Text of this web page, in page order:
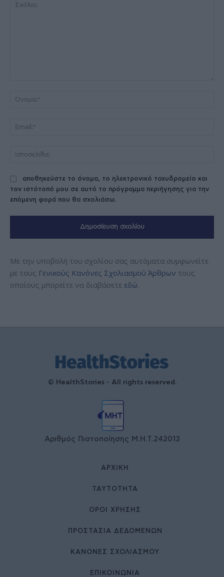
αποθηκεύστε το όνομα, το ηλεκτρονικό ταχυδρομείο και
τον ιστότοπό μου σε αυτό το πρόγραμμα περιήγησης για την
επόμενη φορά που θα σχολιάσω.
Με την υποβολή του σχολίου σας αυτόματα συμφωνείτε
με τους Γενικούς Κανόνες Σχολιασμού Άρθρων τους
οποίους μπορείτε να διαβάσετε εδώ.
© HealthStories - All rights reserved.
Αριθμός Πιστοποίησης Μ.Η.Τ.242013
ΑΡΧΙΚΉ
ΤΑΥΤΌΤΗΤΑ
ΌΡΟΙ ΧΡΉΣΗΣ
ΠΡΟΣΤΑΣΙΑ ΔΕΔΟΜΕΝΩΝ
ΚΑΝΟΝΕΣ ΣΧΟΛΙΑΣΜΟΥ
ΕΠΙΚΟΙΝΩΝΊΑ